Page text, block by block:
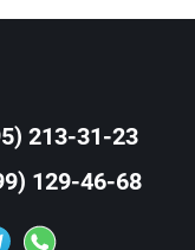
213-31-23
129-46-68